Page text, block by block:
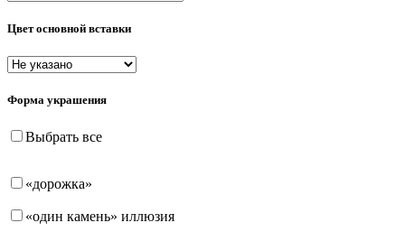
Цвет основной вставки
Форма украшения
Выбрать все
«дорожка»
«один камень» иллюзия